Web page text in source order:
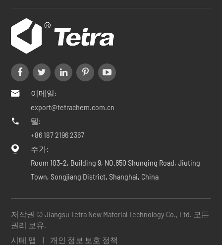

이메일:
export@tetrachem.com.cn

텔:
+86 187 2196 2367

추가:
Room 103-2, Building 9, NO.650 Shunqing Road, Jiuting
Town, Songjiang District, Shanghai, China
저작권 ©Jiangsu Tetra New Material Technology Co., Ltd. 모든
권리 보유.
시테 맵
| 개인 정보 보호 정책